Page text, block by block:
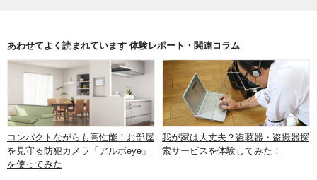
あわせてよく読まれています 体験レポート・関連コラム
コンパクトながらも高性能！お部屋
を見守る防犯カメラ「アルボeye」
を使ってみた
我が家は大丈夫？盗聴器・盗撮器探
索サービスを体験してみた！